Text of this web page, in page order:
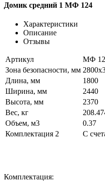
Домик средний 1 МФ 124
Характеристики
Описание
Отзывы
Артикул
МФ
Зона безопасности, мм
Длина, мм
1800
Ширина, мм
2440
Высота, мм
2370
Вес, кг
Объем, м3
0.37
Комплектация 2
С
Комплектация: